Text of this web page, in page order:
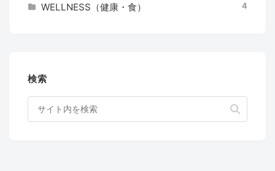
WELLNESS（健康・食） 4
検索